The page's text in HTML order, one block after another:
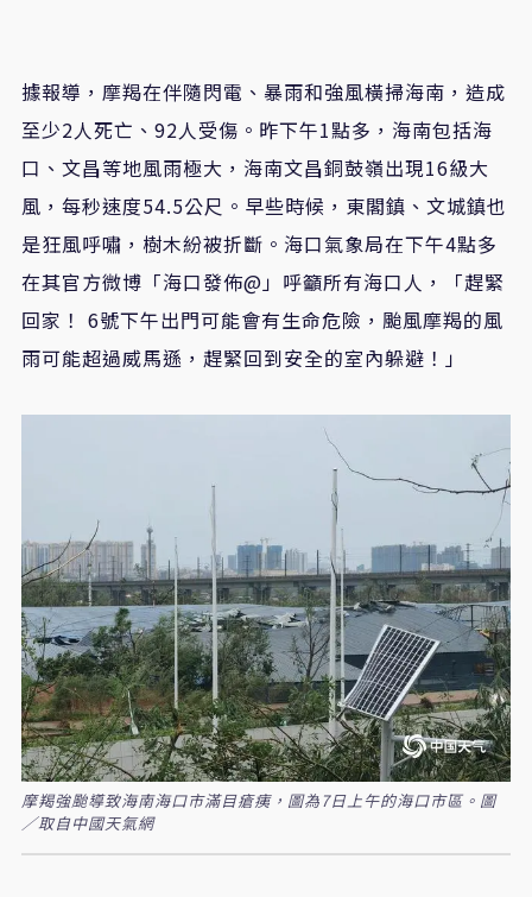
據報導，摩羯在伴隨閃電、暴雨和強風橫掃海南，造成
至少2人死亡、92人受傷。昨下午1點多，海南包括海
口、文昌等地風雨極大，海南文昌銅鼓嶺出現16級大
風，每秒速度54.5公尺。早些時候，東閣鎮、文城鎮也
是狂風呼嘯，樹木紛被折斷。海口氣象局在下午4點多
在其官方微博「海口發佈@」呼籲所有海口人，「趕緊
回家！ 6號下午出門可能會有生命危險，颱風摩羯的風
雨可能超過威馬遜，趕緊回到安全的室內躲避！」
摩羯強颱導致海南海口市滿目瘡痍，圖為7日上午的海口市區。圖
／取自中國天氣網